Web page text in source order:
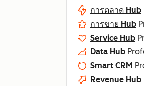
การตลาด Hub
การขาย Hub
Service Hub
Data Hub
Smart CRM
Revenue Hub